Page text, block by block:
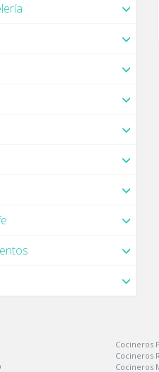
Cocineros
Cocineros
Cocineros